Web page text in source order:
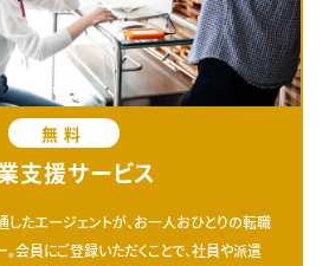
無料
支援サービス
したエージェントが、お一人おひとりの転職
会員にご登録いただくことで、社員や派遣